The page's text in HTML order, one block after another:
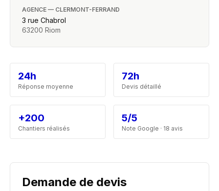
AGENCE — CLERMONT-FERRAND
3 rue Chabrol
63200 Riom
24h
Réponse moyenne
72h
Devis détaillé
+200
Chantiers réalisés
5/5
Note Google · 18 avis
Demande de devis